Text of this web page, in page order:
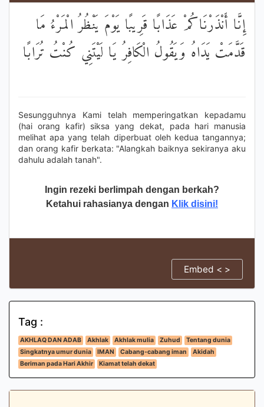
إِنَّا أَنْذَرْنَاكُمْ عَذَابًا قَرِيبًا يَوْمَ يَنْظُرُ الْمَرْءُ مَا
قَدَّمَتْ يَدَاهُ وَيَقُولُ الْكَافِرُ يَا لَيْتَنِي كُنْتُ تُرَابًا
Sesungguhnya Kami telah memperingatkan kepadamu
(hai orang kafir) siksa yang dekat, pada hari manusia
melihat apa yang telah diperbuat oleh kedua tangannya;
dan orang kafir berkata: "Alangkah baiknya sekiranya aku
dahulu adalah tanah".
Ingin rezeki berlimpah dengan berkah?
Ketahui rahasianya dengan Klik disini!
Embed < >
Tag :
AKHLAQ DAN ADAB Akhlak Akhlak mulia Zuhud
Tentang dunia
Singkatnya umur dunia
IMAN Cabang-cabang iman
Akidah
Beriman pada Hari Akhir
Kiamat telah dekat